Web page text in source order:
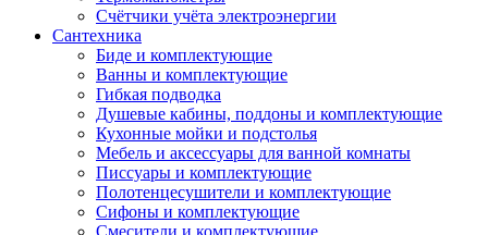
Счётчики учёта электроэнергии
Сантехника
Биде и комплектующие
Ванны и комплектующие
Гибкая подводка
Душевые кабины, поддоны и комплектующие
Кухонные мойки и подстолья
Мебель и аксессуары для ванной комнаты
Писсуары и комплектующие
Полотенцесушители и комплектующие
Сифоны и комплектующие
Смесители и комплектующие